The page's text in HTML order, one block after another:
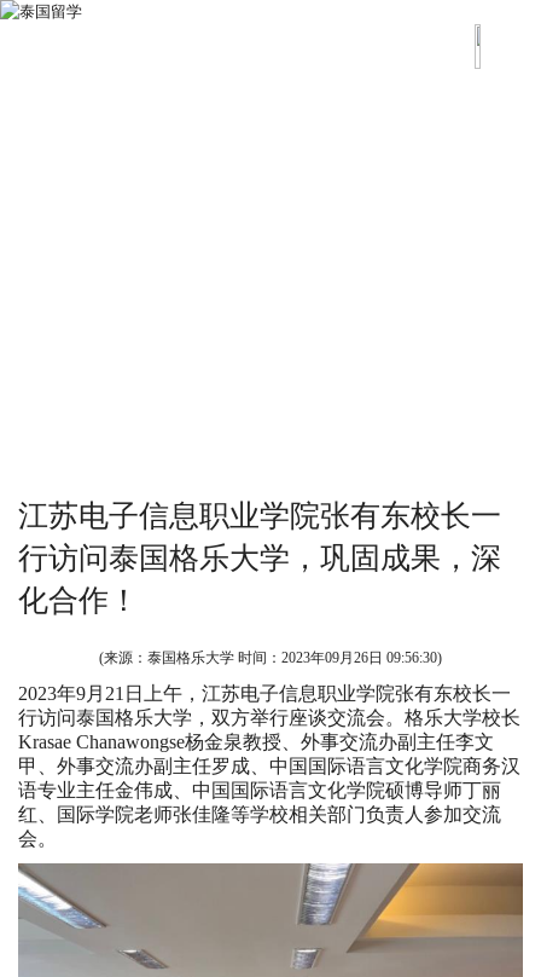
江苏电子信息职业学院张有东校长一
行访问泰国格乐大学，巩固成果，深
化合作！
(来源：泰国格乐大学 时间： 2023年09月26日 09:56:30)
2023年9月21日上午，江苏电子信息职业学院张有东校长一
行访问泰国格乐大学，双方举行座谈交流会。格乐大学校长
Krasae Chanawongse杨金泉教授、外事交流办副主任李文
甲、外事交流办副主任罗成、中国国际语言文化学院商务汉
语专业主任金伟成、中国国际语言文化学院硕博导师丁丽
红、国际学院老师张佳隆等学校相关部门负责人参加交流
会。